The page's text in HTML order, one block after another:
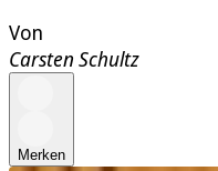
Von
Carsten Schultz
Merken